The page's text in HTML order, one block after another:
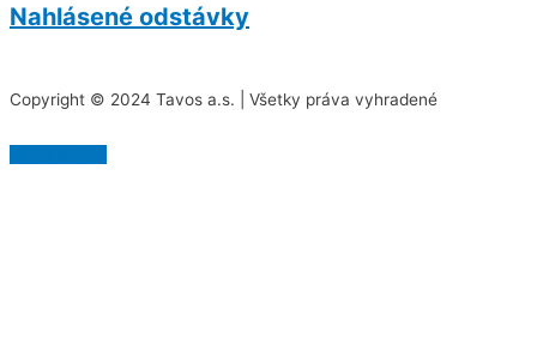
Nahlásené odstávky
Copyright © 2024 Tavos a.s. | Všetky práva vyhradené